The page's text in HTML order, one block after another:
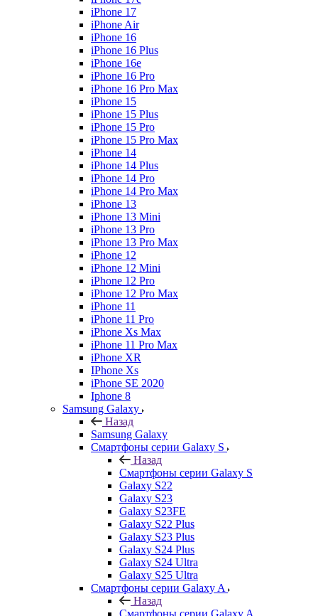
iPhone 17
iPhone Air
iPhone 16
iPhone 16 Plus
iPhone 16e
iPhone 16 Pro
iPhone 16 Pro Max
iPhone 15
iPhone 15 Plus
iPhone 15 Pro
iPhone 15 Pro Max
iPhone 14
iPhone 14 Plus
iPhone 14 Pro
iPhone 14 Pro Max
iPhone 13
iPhone 13 Mini
iPhone 13 Pro
iPhone 13 Pro Max
iPhone 12
iPhone 12 Mini
iPhone 12 Pro
iPhone 12 Pro Max
iPhone 11
iPhone 11 Pro
iPhone Xs Max
iPhone 11 Pro Max
iPhone XR
IPhone Xs
iPhone SE 2020
Iphone 8
Samsung Galaxy
Назад
Samsung Galaxy
Смартфоны серии Galaxy S
Назад
Смартфоны серии Galaxy S
Galaxy S22
Galaxy S23
Galaxy S23FE
Galaxy S22 Plus
Galaxy S23 Plus
Galaxy S24 Plus
Galaxy S24 Ultra
Galaxy S25 Ultra
Смартфоны серии Galaxy A
Назад
Смартфоны серии Galaxy A